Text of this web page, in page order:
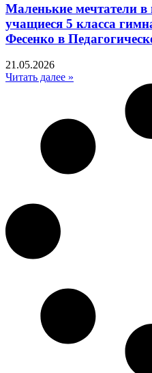
Маленькие мечтатели в
учащиеся 5 класса
Фесенко в
21.05.2026
Читать далее »